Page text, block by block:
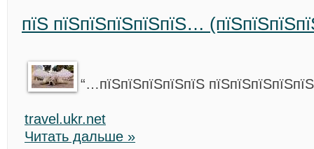
пїЅ пїЅпїЅпїЅпїЅпїЅ…
“…пїЅпїЅпїЅпїЅпїЅ
travel.ukr.net
Читать дальше »